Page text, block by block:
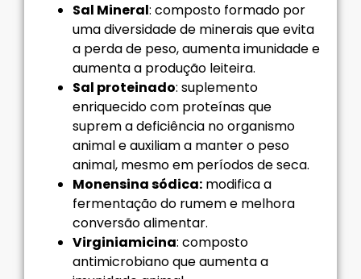
Sal Mineral: composto formado por
uma diversidade de minerais que evita
a perda de peso, aumenta imunidade e
aumenta a produção leiteira.
Sal proteinado: suplemento
enriquecido com proteínas que
suprem a deficiência no organismo
animal e auxiliam a manter o peso
animal, mesmo em períodos de seca.
Monensina sódica: modifica a
fermentação do rumem e melhora
conversão alimentar.
Virginiamicina: composto
antimicrobiano que aumenta a